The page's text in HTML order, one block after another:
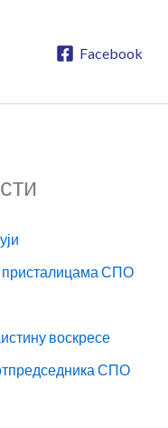
Facebook
присталицама СПО
воскресе
СПО